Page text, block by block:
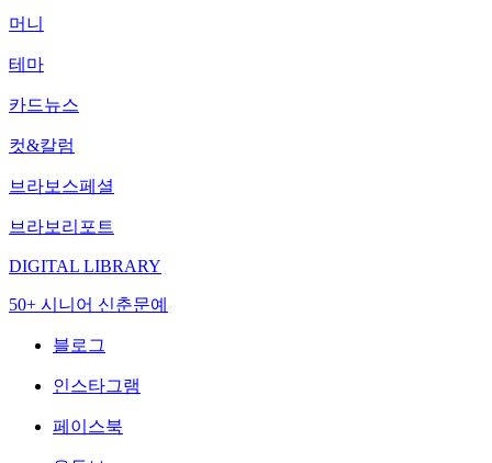
머니
테마
카드뉴스
컷&칼럼
브라보스페셜
브라보리포트
DIGITAL LIBRARY
50+ 시니어 신춘문예
블로그
인스타그램
페이스북